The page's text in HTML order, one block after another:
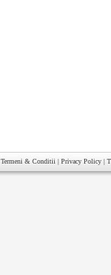
Termeni & Conditii | Privacy Policy |